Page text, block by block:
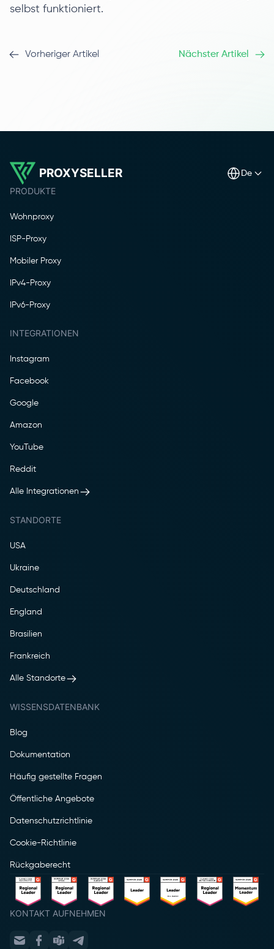
selbst funktioniert.
Vorheriger Artikel Nächster Artikel
PROXYSELLER de
PRODUKTE
Wohnproxy
ISP-Proxy
Mobiler Proxy
IPv4-Proxy
IPv6-Proxy
INTEGRATIONEN
Instagram
Facebook
Google
Amazon
YouTube
Reddit
Alle Integrationen
STANDORTE
USA
Ukraine
Deutschland
England
Brasilien
Frankreich
Alle Standorte
WISSENSDATENBANK
Blog
Dokumentation
Häufig gestellte Fragen
Öffentliche Angebote
Datenschutzrichtlinie
Cookie-Richtlinie
Rückgaberecht
KONTAKT AUFNEHMEN